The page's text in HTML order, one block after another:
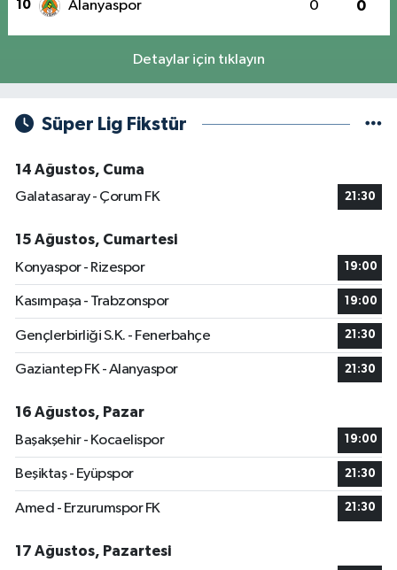
10 Alanyaspor 0 0
Detaylar için tıklayın
Süper Lig Fikstür
14 Ağustos, Cuma
Galatasaray - Çorum FK
21:30
15 Ağustos, Cumartesi
Konyaspor - Rizespor
19:00
Kasımpaşa - Trabzonspor 19:00
Gençlerbirliği S.K. - Fenerbahçe 21:30
Gaziantep FK - Alanyaspor 21:30
16 Ağustos, Pazar
Başakşehir - Kocaelispor
19:00
Beşiktaş - Eyüpspor 21:30
Amed - Erzurumspor FK 21:30
17 Ağustos, Pazartesi